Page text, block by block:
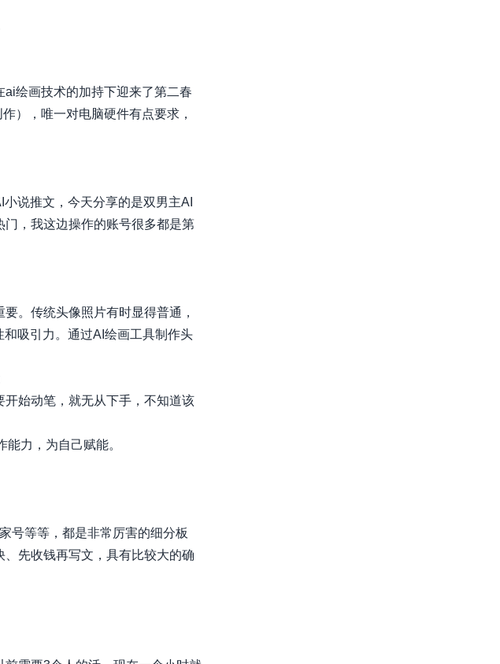
绘画技术的加持下迎来了第二春​
），唯一对电脑硬件有点要求，
说推文，今天分享的是双男主AI
，我这边操作的账号很多都是第
。传统头像照片有时显得普通，
吸引力。通过AI绘画工具制作头
始动笔，就无从下手，不知道该
力，为自己赋能。
号等等，都是非常厉害的细分板
先收钱再写文，具有比较大的确